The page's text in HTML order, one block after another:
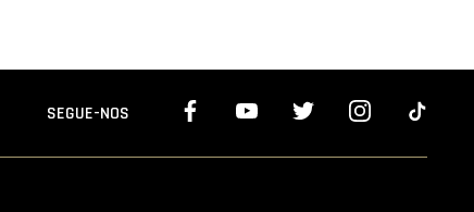
SEGUE-NOS